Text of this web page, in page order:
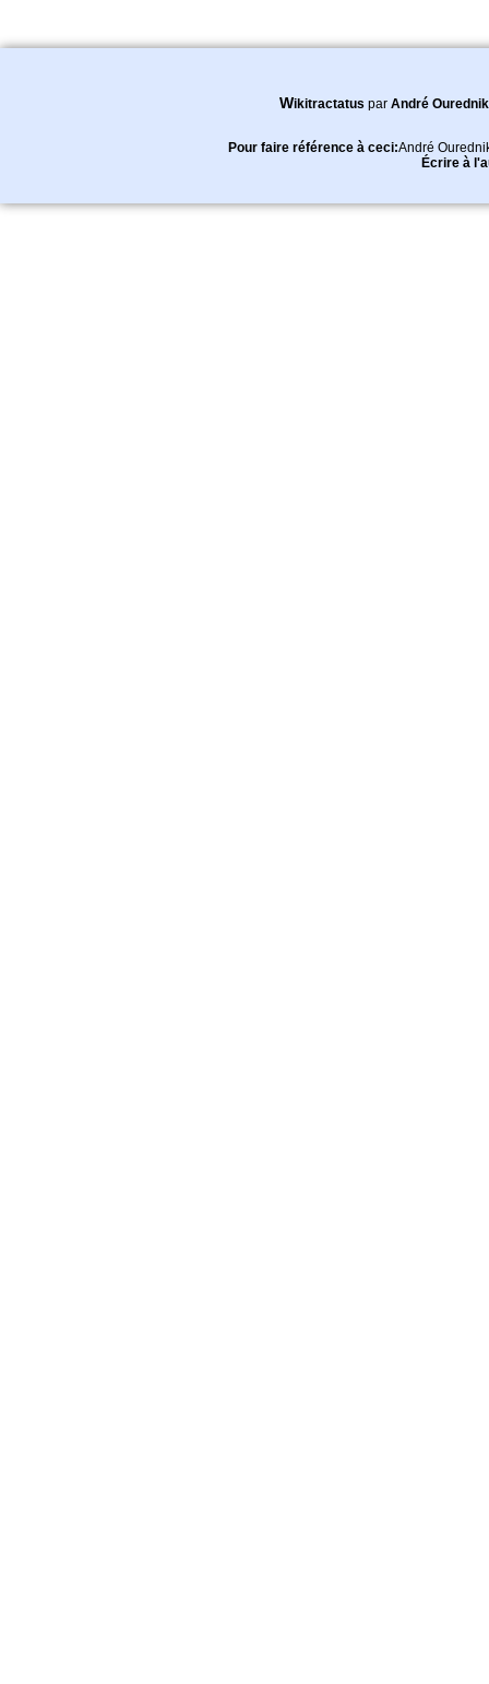
Wikitractatus par André Ourednik
Pour faire référence à ceci:André
Écrire à